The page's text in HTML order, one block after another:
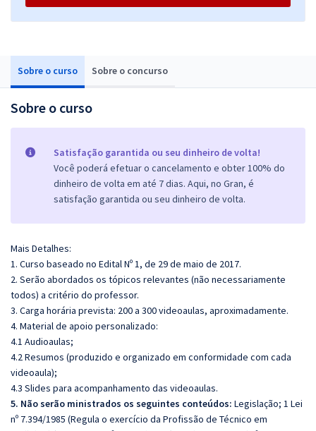
Sobre o curso Sobre o concurso
Sobre o curso
Satisfação garantida ou seu dinheiro de volta!
Você poderá efetuar o cancelamento e obter 100% do
dinheiro de volta em até 7 dias. Aqui, no Gran, é
satisfação garantida ou seu dinheiro de volta.
Mais Detalhes:
1. Curso baseado no Edital Nº 1, de 29 de maio de 2017.
2. Serão abordados os tópicos relevantes (não necessariamente
todos) a critério do professor.
3. Carga horária prevista: 200 a 300 videoaulas, aproximadamente.
4. Material de apoio personalizado:
4.1 Audioaulas;
4.2 Resumos (produzido e organizado em conformidade com cada
videoaula);
4.3 Slides para acompanhamento das videoaulas.
5. Não serão ministrados os seguintes conteúdos: Legislação; 1 Lei
nº 7.394/1985 (Regula o exercício da Profissão de Técnico em